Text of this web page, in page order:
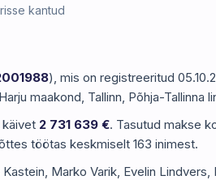
kantud
), mis on registreeritud
maakond, Tallinn, Põhja-Tallinna
käivet 2 731 639 €. Tasutud makse
töötas keskmiselt 163 inimest.
Marko Varik, Evelin